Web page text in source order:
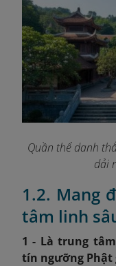
Quần thể danh
dải
1.2. Mang
tâm linh
1 - Là trung
tín ngưỡng Phật